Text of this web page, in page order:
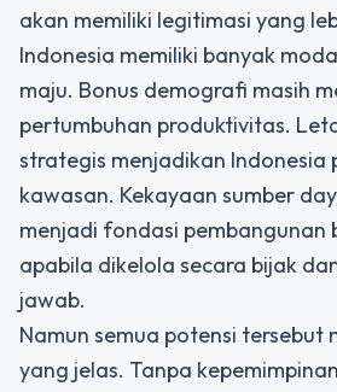
akan memiliki legitimasi yang
Indonesia memiliki banyak
maju. Bonus demografi masih
pertumbuhan produktivitas.
strategis menjadikan Indonesia
kawasan. Kekayaan sumber
menjadi fondasi pembangunan
apabila dikelola secara bijak
jawab.
Namun semua potensi tersebut
yang jelas. Tanpa